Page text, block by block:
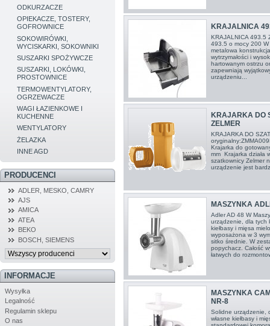
ODKURZACZE
OPIEKACZE, TOSTERY,
GOFROWNICE
SOKOWIRÓWKI,
WYCISKARKI, SOKOWNIKI
SUSZARKI SPOŻYWCZE
SUSZARKI, LOKÓWKI,
PROSTOWNICE
TERMOWENTYLATORY,
OGRZEWACZE
WAGI ŁAZIENKOWE I
KUCHENNE
WENTYLATORY
ŻELAZKA
INNE AGD
PRODUCENCI
ADLER, MESKO, CAMRY
AJS
AMICA
ATEA
BEKO
BOSCH, SIEMENS
INFORMACJE
Wysyłka
Legalność
Regulamin sklepu
O nas
KRAJALNICA
KRAJALNICA
493.5 o mocy 200
metalowa
wytrzymałości i
hartowanym ostrzu
zapewniają
urządzeniu...
KRAJARKA DO
ZELMER
KRAJARKA DO
Krajarka do
mm Krajarka działa
szatkownicy
urządzenie jest
MASZYNKA
Adler AD 48 W
urządzenie, dla tych
kiełbasy i mięsa
wyposażona w 3
sitko średnie. W
popychacz. Całość
łatwych do
MASZYNKA
NR-8
Solidne urządzenie,
własne kiełbasy i